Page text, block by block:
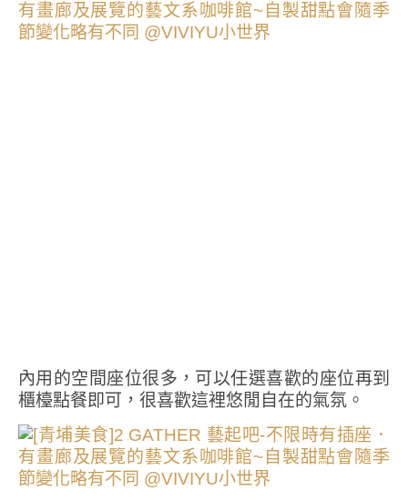
內用的空間座位很多，可以任選喜歡的座位再到
櫃檯點餐即可，很喜歡這裡悠閒自在的氣氛。